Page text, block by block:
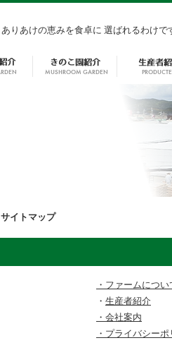
ありあけの恵みを食卓に 選ばれるわけ
サイトマップ
・ファームについ
・ 生産者紹介
・会社案内
・プライバシー